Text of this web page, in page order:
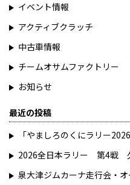
イベント情報
アクティブクラッチ
中古車情報
チームオサムファクトリー
お知らせ
最近の投稿
「やましろのくにラリー
2026全日本ラリー 第4戦
泉大津ジムカーナ走行会・